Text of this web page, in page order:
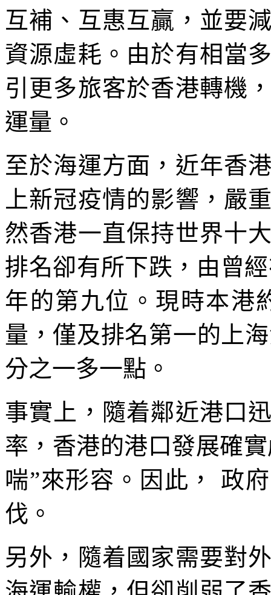
互補、互惠互贏，並要
資源虛耗。由於有相當
引更多旅客於香港轉機
運量。
至於海運方面，近年香
上新冠疫情的影響，嚴
然香港一直保持世界十
排名卻有所下跌，由曾
年的第九位。現時本港
量，僅及排名第一的上
分之一多一點。
事實上，隨着鄰近港口
率，香港的港口發展確
喘”來形容。因此， 政
伐。
另外，隨着國家需要對